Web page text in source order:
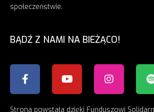
społeczeństwie.
BĄDŹ Z NAMI NA BIEŻĄCO!
Strona powstała dzięki Funduszowi